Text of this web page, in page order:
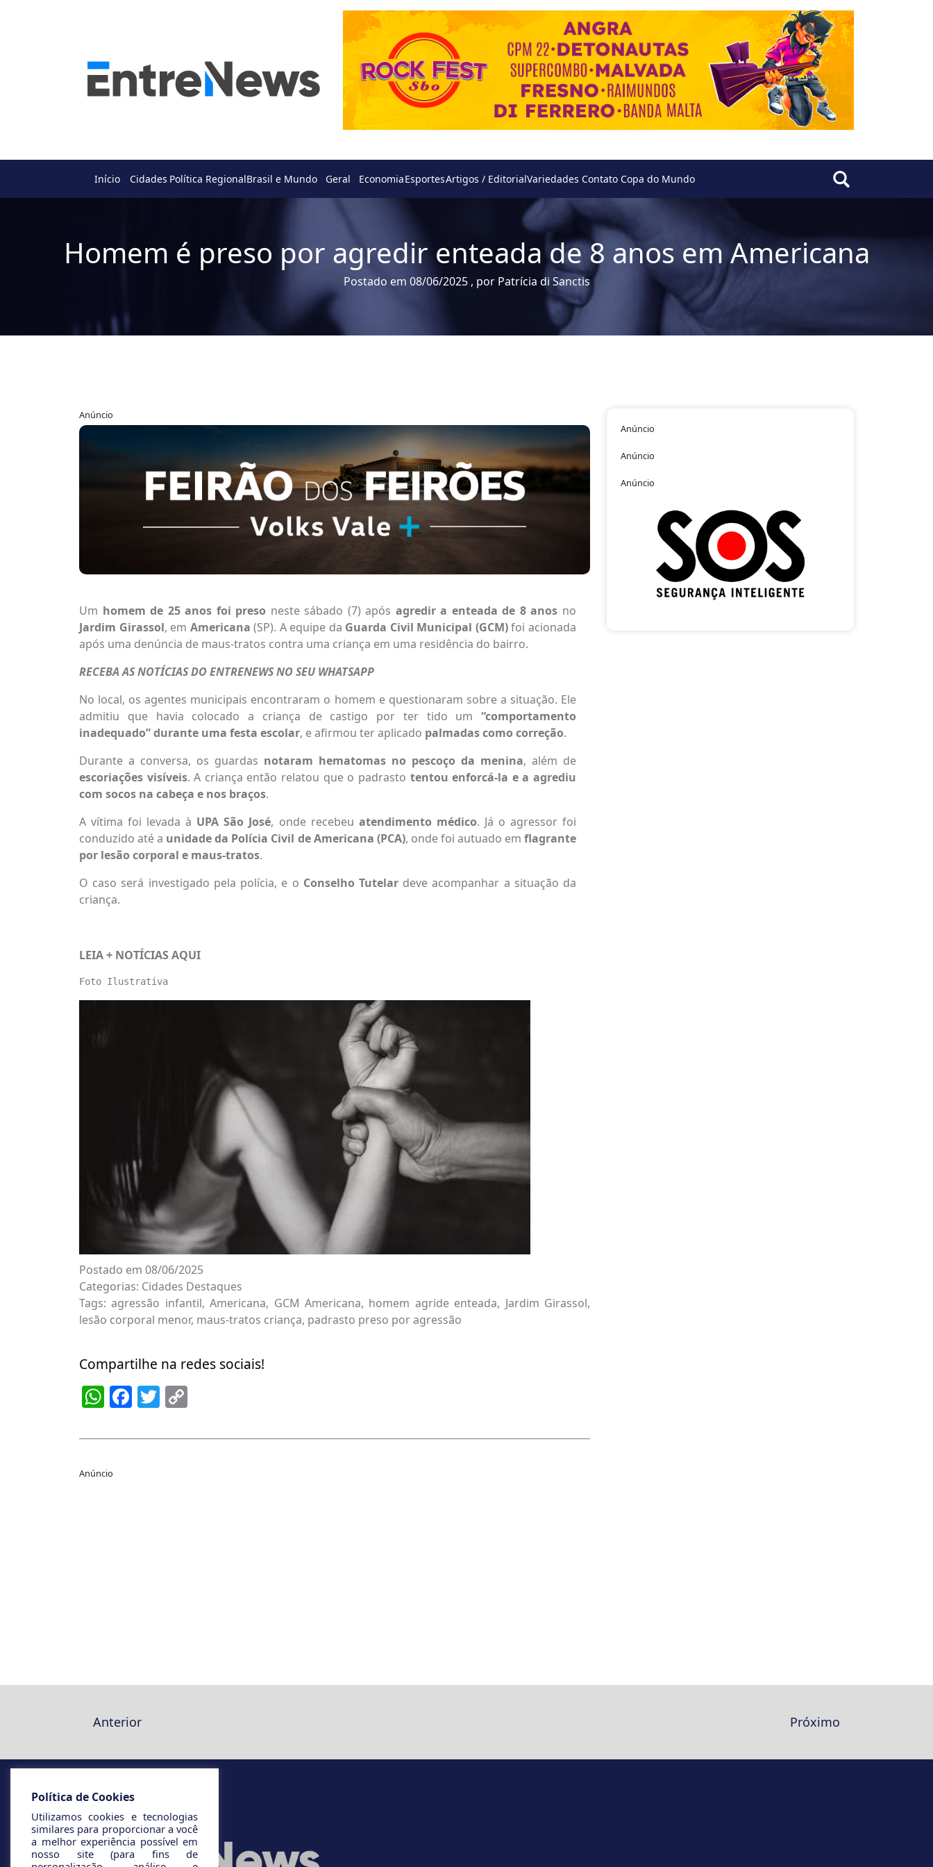
Início Cidades Política RegionalBrasil e Mundo Geral EconomiaEsportesArtigos / EditorialVariedades Contato Copa do Mundo
Homem é preso por agredir enteada de 8 anos em Americana
Postado em 08/06/2025 , por Patrícia di Sanctis
Anúncio
Um homem de 25 anos foi preso neste sábado (7) após agredir a enteada de 8 anos no
Jardim Girassol, em Americana (SP). A equipe da Guarda Civil Municipal (GCM)foi acionada
após uma denúncia de maus-tratos contra uma criança em uma residência do bairro.
RECEBA AS NOTÍCIAS DO ENTRENEWS NO SEU WHATSAPP
No local, os agentes municipais encontraram o homem e questionaram sobre a situação. Ele
admitiu que havia colocado a criança de castigo por ter tido um “comportamento
inadequado” durante uma festa escolar, e afirmou ter aplicado palmadas como correção.
Durante a conversa, os guardas notaram hematomas no pescoço da menina, além de
escoriações visíveis. A criança então relatou que o padrasto tentou enforcá-la e a agrediu
com socos na cabeça e nos braços.
A vítima foi levada à UPA São José, onde recebeu atendimento médico. Já o agressor foi
conduzido até a unidade da Polícia Civil de Americana (PCA), onde foi autuado emflagrante
por lesão corporal e maus-tratos.
O caso será investigado pela polícia, e o Conselho Tutelar deve acompanhar a situação da
criança.
LEIA + NOTÍCIAS AQUI
Foto Ilustrativa
Postado em 08/06/2025
Categorias: Cidades Destaques
Tags:agressão infantil,Americana, GCM Americana, homem agride enteada, Jardim Girassol,
lesão corporal menor, maus-tratos criança, padrasto preso por agressão
Compartilhe na redes sociais!
WhatsApp
Facebook
Twitter
Anúncio
Anúncio
Anúncio
Anúncio
Anterior Próximo
Política de Cookies
Utilizamos cookies e tecnologias
similares para proporcionar a você
a melhor experiência possível em
nosso site (para fins de